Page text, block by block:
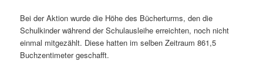
Bei der Aktion wurde die Höhe des Bücherturms, den die
Schulkinder während der Schulausleihe erreichten, noch nicht
einmal mitgezählt. Diese hatten im selben Zeitraum 861,5
Buchzentimeter geschafft.